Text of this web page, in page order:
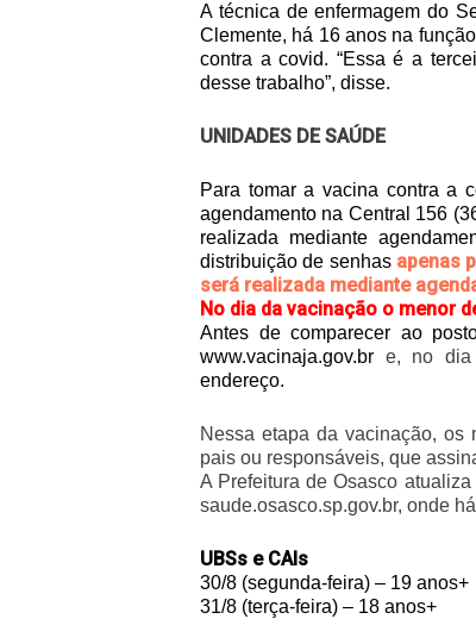
A técnica de enfermagem do
Clemente, há 16 anos na
contra a covid. “Essa é a
desse trabalho”, disse.
UNIDADES DE SAÚDE
Para tomar a vacina contra a
agendamento na Central 156
realizada mediante
distribuição de senhasapenas
será realizada mediante
No dia da vacinação o menor
Antes de comparecer ao
www.vacinaja.gov.br e, no dia
endereço.
Nessa etapa da vacinação, os
pais ou responsáveis, que
A Prefeitura de Osasco
saude.osasco.sp.gov.br, onde
UBSs e CAIs
30/8 (segunda-feira) – 19 anos+
31/8 (terça-feira) – 18 anos+